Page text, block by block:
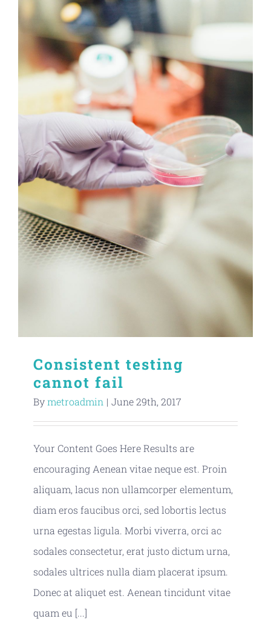
Consistent testing
cannot fail
Bymetroadmin | June 29th, 2017
Your Content Goes Here Results are
encouraging Aenean vitae neque est. Proin
aliquam, lacus non ullamcorper elementum,
diam eros faucibus orci, sed lobortis lectus
urna egestas ligula. Morbi viverra, orci ac
sodales consectetur, erat justo dictum urna,
sodales ultrices nulla diam placerat ipsum.
Donec at aliquet est. Aenean tincidunt vitae
quam eu [...]